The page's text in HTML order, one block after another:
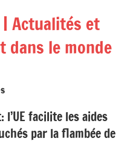
| Actualités et
dans le monde
facilite les aides
par la flambée de